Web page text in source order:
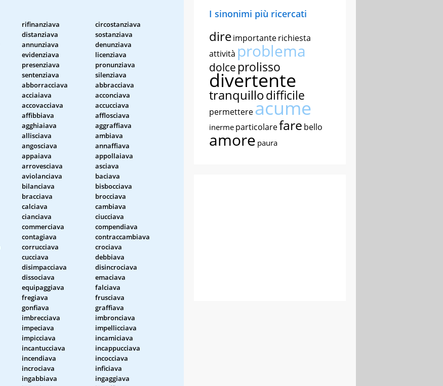
rifinanziava
circostanziava
distanziava
sostanziava
annunziava
denunziava
evidenziava
licenziava
presenziava
pronunziava
sentenziava
silenziava
abborracciava
abbracciava
acciaiava
acconciava
accovacciava
accucciava
affibbiava
afflosciava
agghiaiava
aggraffiava
allisciava
ambiava
angosciava
annaffiava
appaiava
appollaiava
arrovesciava
asciava
aviolanciava
baciava
bilanciava
bisbocciava
bracciava
brocciava
calciava
cambiava
cianciava
ciucciava
commerciava
compendiava
contagiava
contraccambiava
corrucciava
crociava
cucciava
debbiava
disimpacciava
disincrociava
dissociava
emaciava
equipaggiava
falciava
fregiava
frusciava
gonfiava
graffiava
imbrecciava
imbronciava
impeciava
impellicciava
impicciava
incamiciava
incantucciava
incappucciava
incendiava
incocciava
incrociava
inficiava
ingabbiava
ingaggiava
I sinonimi più ricercati
direimportanterichiesta
attività problema
dolce prolisso
divertente
tranquillodifficile
permettereacume
inerme particolarefare bello
amore paura